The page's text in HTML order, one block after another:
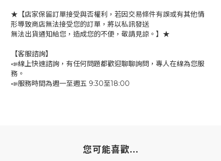
★【店家保留訂單接受與否權利，若因交易條件有誤或有其他情
形導致商店無法接受您的訂單，將以私訊發送
無法出貨通知給您，造成您的不便，敬請見諒。】★
【客服諮詢】
📣線上快速諮詢，有任何問題都歡迎聊聊詢問，專人在線為您服
務。
📣服務時間為週一至週五 9:30至18:00
您可能喜歡...